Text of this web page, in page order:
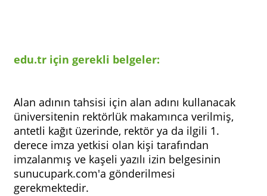
edu.tr için gerekli belgeler:
Alan adının tahsisi için alan adını kullanacak
üniversitenin rektörlük makamınca verilmiş,
antetli kağıt üzerinde, rektör ya da ilgili 1.
derece imza yetkisi olan kişi tarafından
imzalanmış ve kaşeli yazılı izin belgesinin
sunucupark.com'a gönderilmesi
gerekmektedir.